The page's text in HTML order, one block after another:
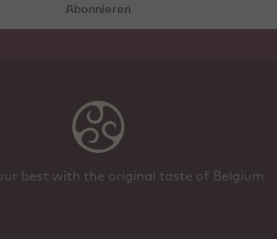
Abonnieren
best with the original taste of Belgium